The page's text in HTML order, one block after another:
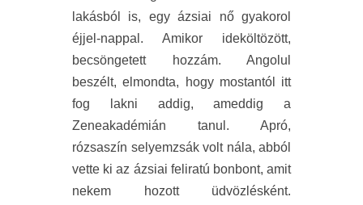
lakásból is, egy ázsiai nő gyakorol
éjjel-nappal. Amikor ideköltözött,
becsöngetett hozzám. Angolul
beszélt, elmondta, hogy mostantól itt
fog lakni addig, ameddig a
Zeneakadémián tanul. Apró,
rózsaszín selyemzsák volt nála, abból
vette ki az ázsiai feliratú bonbont, amit
nekem hozott üdvözlésként.